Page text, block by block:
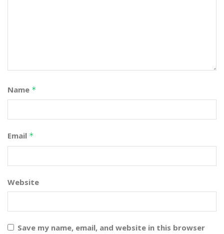
Name *
Email *
Website
Save my name, email, and website in this browser